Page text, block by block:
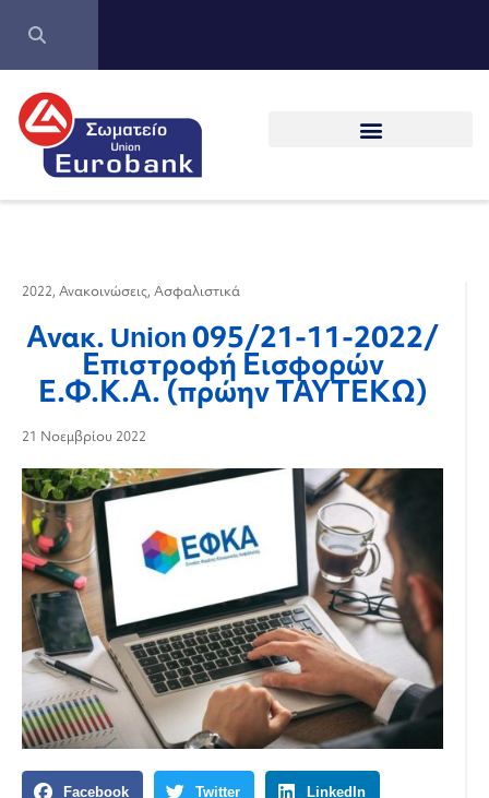
2022, Ανακοινώσεις, Ασφαλιστικά
Ανακ. Union 095/21-11-2022/
Επιστροφή Εισφορών
Ε.Φ.Κ.Α. (πρώην ΤΑΥΤΕΚΩ)
21 Νοεμβρίου 2022
Facebook Twitter LinkedIn